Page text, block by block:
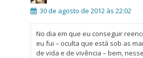
30 de agosto de 2012 às 22:02
No dia em que eu conseguir
eu fui – oculta que está sob as
de vida e de vivência – bem,